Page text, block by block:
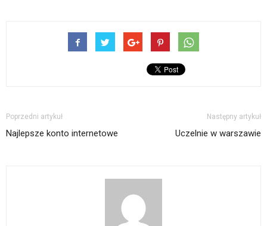
Poprzedni artykuł
Najlepsze konto internetowe
Następny artykuł
Uczelnie w warszawie